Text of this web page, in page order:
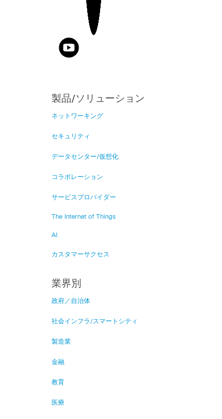
製品/ソリューション
ネットワーキング
セキュリティ
データセンター/仮想化
コラボレーション
サービスプロバイダー
The Internet of Things
AI
カスタマーサクセス
業界別
政府／自治体
社会インフラ/スマートシティ
製造業
金融
教育
医療